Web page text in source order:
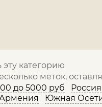
категорию
меток,
до 5000 руб Россия
Южная